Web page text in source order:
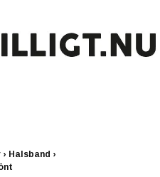
› Halsband ›